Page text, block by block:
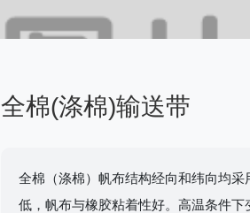
全棉(涤棉)输送带
全棉（涤棉）帆布结构经向和纬向均
低，帆布与橡胶粘着性好。高温条件